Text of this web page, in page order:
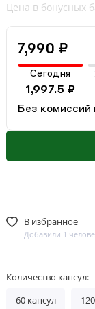
Цена в бонусных
7,990 ₽
Сегодня
1,997.5 ₽
Без комиссий
В избранное
Добавили 1
Количество капсул:
60 капсул